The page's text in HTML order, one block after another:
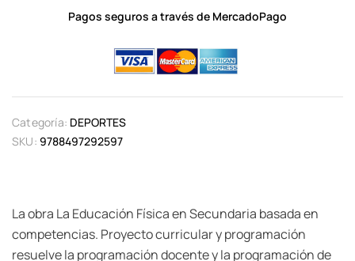
Pagos seguros a través de MercadoPago
Categoría: DEPORTES
SKU: 9788497292597
La obra La Educación Física en Secundaria basada en
competencias. Proyecto curricular y programación
resuelve la programación docente y la programación de